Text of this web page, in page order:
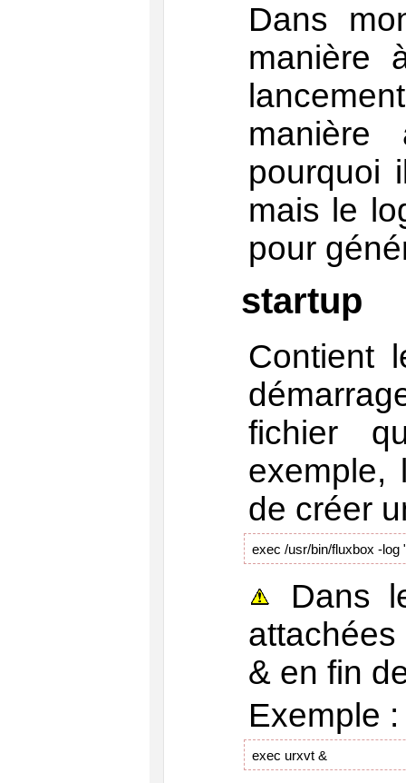
Dans
manière
pourquoi
mais le
pour
startup
Contient
fichier
exemple,
de créer
exec /usr/bin/fluxbox -log
Dans
& en fin
Exemple :
exec urxvt &